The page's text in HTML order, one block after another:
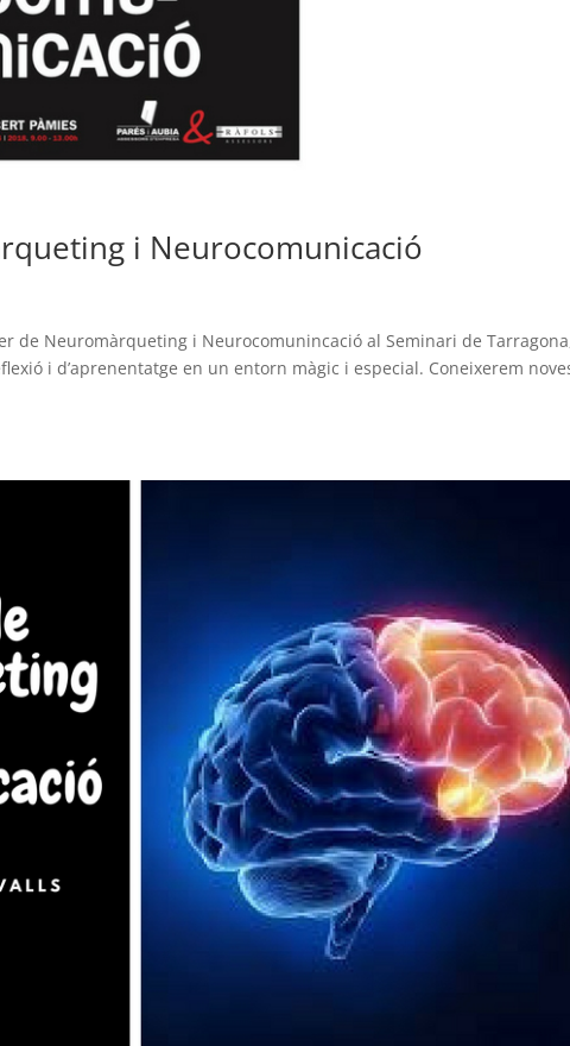
i Neurocomunicació
de Neuromàrqueting i Neurocomunincació al Seminari de
i d’aprenentatge en un entorn màgic i especial. Coneixerem